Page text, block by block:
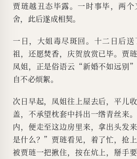
贾琏越丑态毕露。一时事毕，两
舍，此后遂成相契。
一日，大姐毒尽斑回。十二日后
祖，还愿焚香，庆贺放赏已毕。贾
凤姐，正是俗语云“新婚不如远别”
自不必烦絮。
次日早起，凤姐往上屋去后，平儿
盖，不承望枕套中抖出一绺青丝来
内，便走至这边房里来，拿出头发
是什么？”贾琏看见，着了忙，抢上
被贾琏一把揪住，按在炕上，掰手